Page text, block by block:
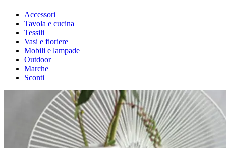
Accessori
Tavola e cucina
Tessili
Vasi e fioriere
Mobili e lampade
Outdoor
Marche
Sconti